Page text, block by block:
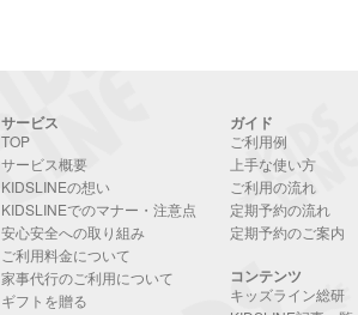
サービス
TOP
サービス概要
KIDSLINEの想い
KIDSLINEでのマナー・注意点
安心安全への取り組み
ご利用料金について
家事代行のご利用について
ギフトを贈る
ガイド
ご利用例
上手な使い方
ご利用の流れ
定期予約の流れ
定期予約のご案内
コンテンツ
キッズライン総研